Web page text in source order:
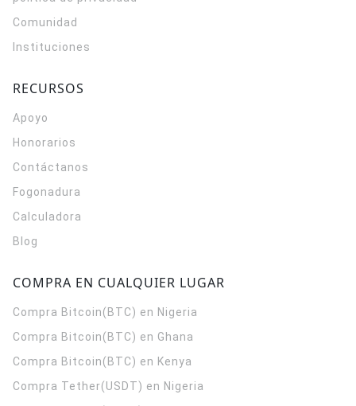
Comunidad
Instituciones
RECURSOS
Apoyo
Honorarios
Contáctanos
Fogonadura
Calculadora
Blog
COMPRA EN CUALQUIER LUGAR
Compra Bitcoin(BTC) en Nigeria
Compra Bitcoin(BTC) en Ghana
Compra Bitcoin(BTC) en Kenya
Compra Tether(USDT) en Nigeria